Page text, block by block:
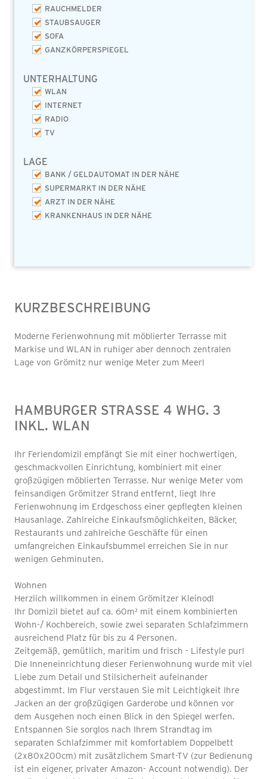
RAUCHMELDER
STAUBSAUGER
SOFA
GANZKÖRPERSPIEGEL
UNTERHALTUNG
WLAN
INTERNET
RADIO
TV
LAGE
BANK / GELDAUTOMAT IN DER NÄHE
SUPERMARKT IN DER NÄHE
ARZT IN DER NÄHE
KRANKENHAUS IN DER NÄHE
KURZBESCHREIBUNG
Moderne Ferienwohnung mit möblierter Terrasse mit
Markise und WLAN in ruhiger aber dennoch zentralen
Lage von Grömitz nur wenige Meter zum Meer!
HAMBURGER STRASSE 4 WHG. 3 I
NKL. WLAN
Ihr Feriendomizil empfängt Sie mit einer hochwertigen,
geschmackvollen Einrichtung, kombiniert mit einer
großzügigen möblierten Terrasse. Nur wenige Meter vom
feinsandigen Grömitzer Strand entfernt, liegt Ihre
Ferienwohnung im Erdgeschoss einer gepflegten kleinen
Hausanlage. Zahlreiche Einkaufsmöglichkeiten, Bäcker,
Restaurants und zahlreiche Geschäfte für einen
umfangreichen Einkaufsbummel erreichen Sie in nur
wenigen Gehminuten.
Wohnen
Herzlich willkommen in einem Grömitzer Kleinod!
Ihr Domizil bietet auf ca. 60m² mit einem kombinierten
Wohn-/ Kochbereich, sowie zwei separaten Schlafzimmern
ausreichend Platz für bis zu 4 Personen.
Zeitgemäß, gemütlich, maritim und frisch - Lifestyle pur!
Die Inneneinrichtung dieser Ferienwohnung wurde mit viel
Liebe zum Detail und Stilsicherheit aufeinander
abgestimmt. Im Flur verstauen Sie mit Leichtigkeit Ihre
Jacken an der großzügigen Garderobe und können vor
dem Ausgehen noch einen Blick in den Spiegel werfen.
Entspannen Sie sorglos nach Ihrem Strandtag im
separaten Schlafzimmer mit komfortablem Doppelbett
(2x80x200cm) mit zusätzlichem Smart-TV (zur Bedienung
ist ein eigener, privater Amazon- Account notwendig). Der